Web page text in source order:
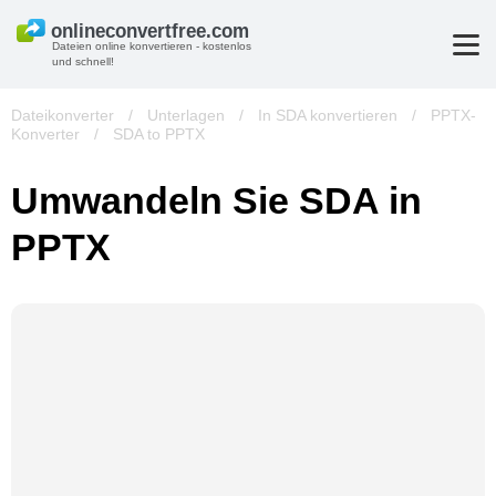
Dateien online konvertieren - kostenlos
und schnell!
Dateikonverter / Unterlagen / In SDA konvertieren /
PPTX-
Konverter
/ SDA to PPTX
Umwandeln Sie SDA in
PPTX